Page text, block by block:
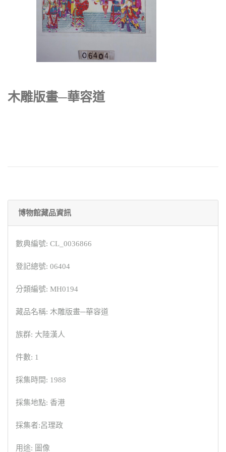
木雕版畫─華容道
博物館藏品資訊
數典編號: CL_0036866
登記總號: 06404
分類編號: MH0194
藏品名稱: 木雕版畫─華容道
族群: 大陸漢人
件數: 1
採集時間: 1988
採集地點: 香港
採集者:呂理政
用途: 圖像